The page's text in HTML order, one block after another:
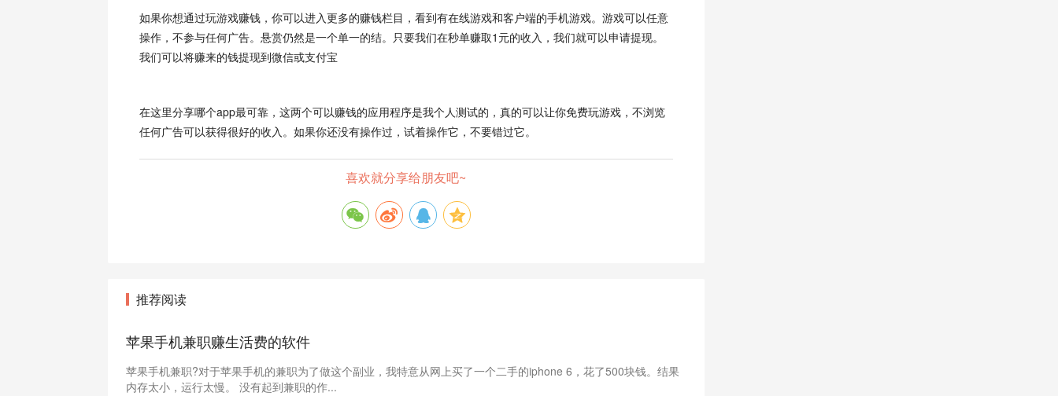
如果你想通过玩游戏赚钱，你可以进入更多的赚钱栏目，看到有在线游戏和客户端的手机游戏。游戏可以任意
操作，不参与任何广告。悬赏仍然是一个单一的结。只要我们在秒单赚取1元的收入，我们就可以申请提现。
我们可以将赚来的钱提现到微信或支付宝
在这里分享哪个app最可靠，这两个可以赚钱的应用程序是我个人测试的，真的可以让你免费玩游戏，不浏览
任何广告可以获得很好的收入。如果你还没有操作过，试着操作它，不要错过它。
喜欢就分享给朋友吧~
推荐阅读
苹果手机兼职赚生活费的软件
苹果手机兼职?对于苹果手机的兼职为了做这个副业，我特意从网上买了一个二手的iphone 6，花了500块钱。结果
内存太小，运行太慢。 没有起到兼职的作...